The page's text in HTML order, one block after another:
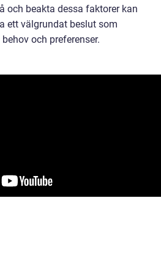
och beakta dessa faktorer kan
ett välgrundat beslut som
och preferenser.